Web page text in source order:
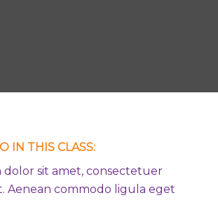
IN THIS CLASS:
dolor sit amet, consectetuer
Aenean commodo ligula eget